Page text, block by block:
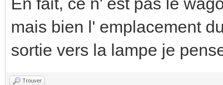
mais bien l' emplacement
sortie vers la lampe je
Trouver